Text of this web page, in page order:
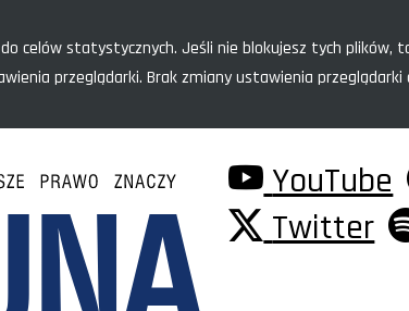
celów statystycznych. Jeśli nie blokujesz tych plików,
przeglądarki. Brak zmiany ustawienia przeglądarki
YouTube
Twitter